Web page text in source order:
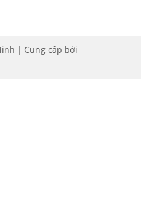
| Cung cấp bởi